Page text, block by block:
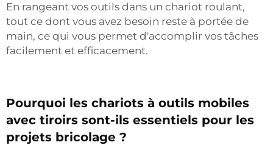
En rangeant vos outils dans un chariot roulant,
tout ce dont vous avez besoin reste à portée de
main, ce qui vous permet d'accomplir vos tâches
facilement et efficacement.
Pourquoi les chariots à outils mobiles
avec tiroirs sont-ils essentiels pour les
projets bricolage ?